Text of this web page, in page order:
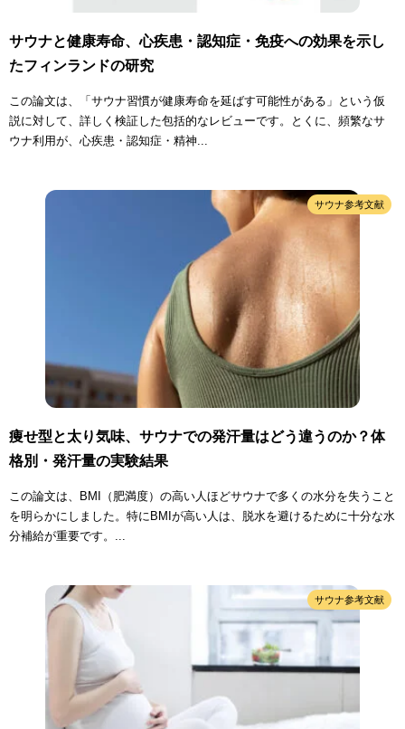
サウナと健康寿命、心疾患・認知症・免疫への効果を示し
たフィンランドの研究
この論文は、「サウナ習慣が健康寿命を延ばす可能性がある」という仮
説に対して、詳しく検証した包括的なレビューです。とくに、頻繁なサ
ウナ利用が、心疾患・認知症・精神...
サウナ参考文献
痩せ型と太り気味、サウナでの発汗量はどう違うのか？体
格別・発汗量の実験結果
この論文は、BMI（肥満度）の高い人ほどサウナで多くの水分を失うこと
を明らかにしました。特にBMIが高い人は、脱水を避けるために十分な水
分補給が重要です。...
サウナ参考文献